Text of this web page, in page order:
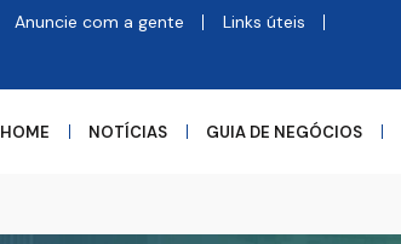
Anuncie com a gente Links úteis
HOME NOTÍCIAS GUIA DE NEGÓCIOS